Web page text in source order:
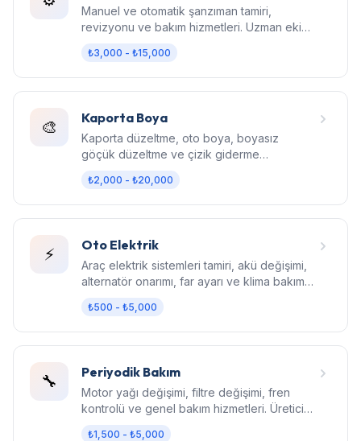
Manuel ve otomatik şanzıman tamiri,
revizyonu ve bakım hizmetleri. Uzman ekip,
₺3,000 - ₺15,000
🎨 Kaporta Boya
Kaporta düzeltme, oto boya, boyasız
göçük düzeltme ve çizik giderme
₺2,000 - ₺20,000
⚡ Oto Elektrik
Araç elektrik sistemleri tamiri, akü değişimi,
alternatör onarımı, far ayarı ve klima bakım
₺500 - ₺5,000
🔧 Periyodik Bakım
Motor yağı değişimi, filtre değişimi, fren
kontrolü ve genel bakım hizmetleri. Üretici
₺1,500 - ₺5,000